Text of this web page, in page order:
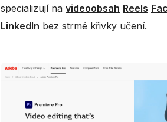
specializují na videoobsah Reels
LinkedIn bez strmé křivky učení.